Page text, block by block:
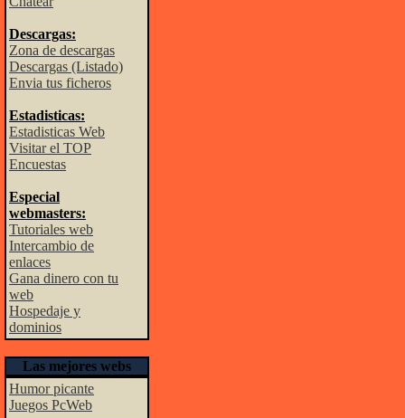
Descargas:
Zona de descargas
Descargas (Listado)
Envia tus ficheros
Estadisticas:
Estadisticas Web
Visitar el TOP
Encuestas
Especial
webmasters:
Tutoriales web
Intercambio de
enlaces
Gana dinero con tu
web
Hospedaje y
dominios
Las mejores webs
Humor picante
Juegos PcWeb